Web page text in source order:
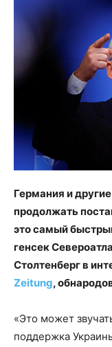
Германия и
продолжать
это самый
генсек
Столтенберг в
Zeitung,
«Это может
поддержка